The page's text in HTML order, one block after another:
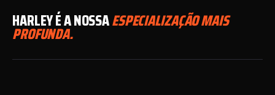
HARLEY É A NOSSAESPECIALIZAÇÃO MAIS
PROFUNDA.